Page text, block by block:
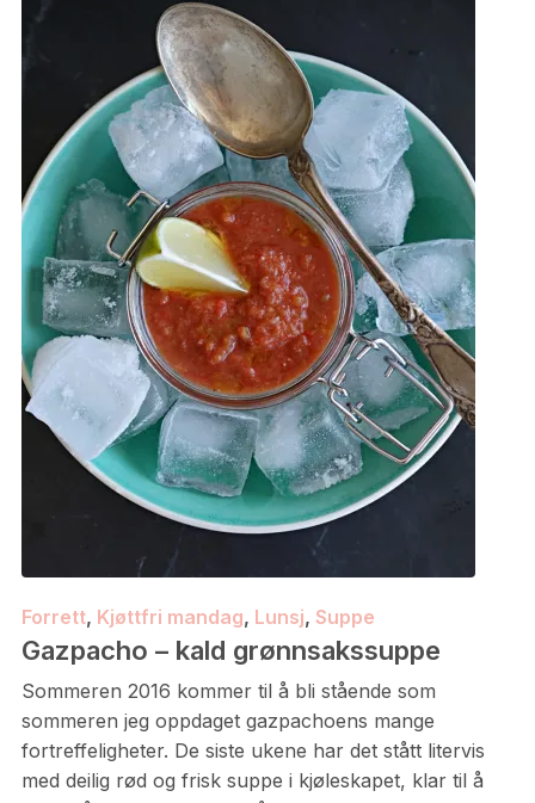
Forrett, Kjøttfri mandag, Lunsj, Suppe
Gazpacho – kald grønnsakssuppe
Sommeren 2016 kommer til å bli stående som
sommeren jeg oppdaget gazpachoens mange
fortreffeligheter. De siste ukene har det stått litervis
med deilig rød og frisk suppe i kjøleskapet, klar til å